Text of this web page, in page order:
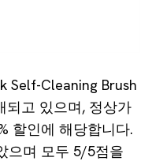
Self-Cleaning Brush
되고 있으며, 정상가
할인에 해당합니다.
으며 모두 5/5점을